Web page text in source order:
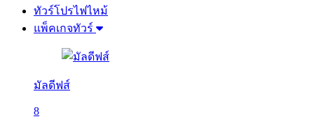
ทัวร์โปรไฟไหม้
แพ็คเกจทัวร์
มัลดีฟส์
8